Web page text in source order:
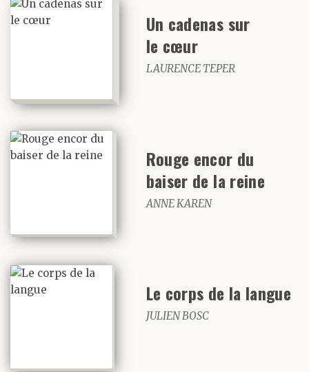
Un cadenas sur
le cœur
LAURENCE TEPER
Rouge encor du
baiser de la reine
ANNE KAREN
Le corps de la langue
JULIEN BOSC